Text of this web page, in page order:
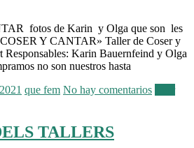
fotos de Karin y Olga que son les
Y CANTAR» Taller de Coser y
Responsables: Karin Bauernfeind y Olga
no son nuestros hasta
que fem No hay comentarios
TALLERS